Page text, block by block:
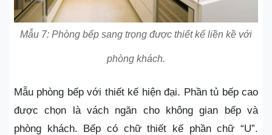
Mẫu 7: Phòng bếp sang trọng được thiết kế liền kề với
phòng khách.
Mẫu phòng bếp với thiết kế hiện đại. Phần tủ bếp cao
được chọn là vách ngăn cho không gian bếp và
phòng khách. Bếp có chữ thiết kế phần chữ “U”.